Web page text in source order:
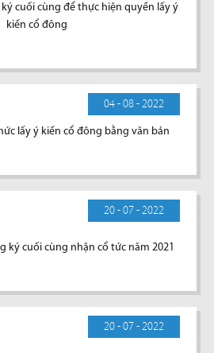
cuối cùng để thực hiện quyền lấy ý
kiến cổ đông
04 - 08 - 2022
lấy ý kiến cổ đông bằng văn bản
20 - 07 - 2022
ký cuối cùng nhận cổ tức năm 2021
20 - 07 - 2022